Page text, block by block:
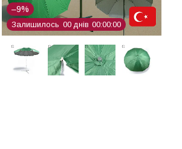
–9%
Залишилось 00 днів 00 00 00